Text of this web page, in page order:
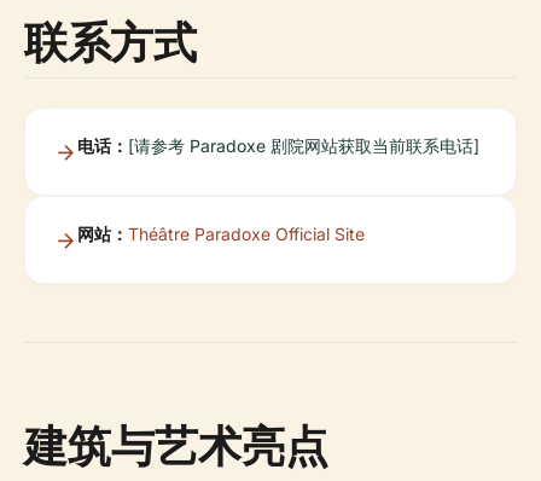
联系方式
电话： [请参考 Paradoxe 剧院网站获取当前联系电话]
网站： Théâtre Paradoxe Official Site
建筑与艺术亮点